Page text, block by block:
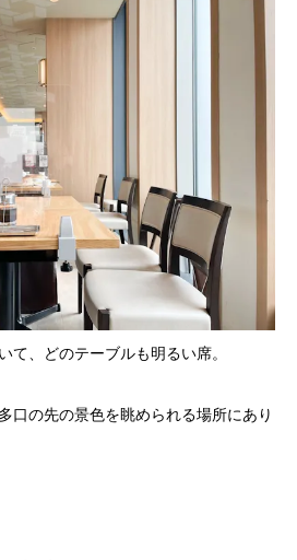
て、どのテーブルも明るい席。
口の先の景色を眺められる場所にあり